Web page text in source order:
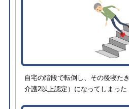
自宅の階段で転倒し、その後寝た
介護2以上認定）になってしまった